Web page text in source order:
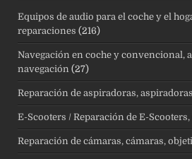
Equipos de audio para el coche y el
reparaciones (216)
Navegación en coche y convencional,
navegación (27)
Reparación de aspiradoras, aspiradoras
E-Scooters / Reparación de E-
Reparación de cámaras, cámaras,